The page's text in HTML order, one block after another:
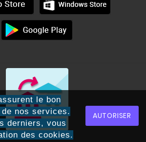
le bon
nos services.
derniers, vous
des cookies.
AUTORISER
KETTLEBELL
ENTRAINEMENT
40,00 €